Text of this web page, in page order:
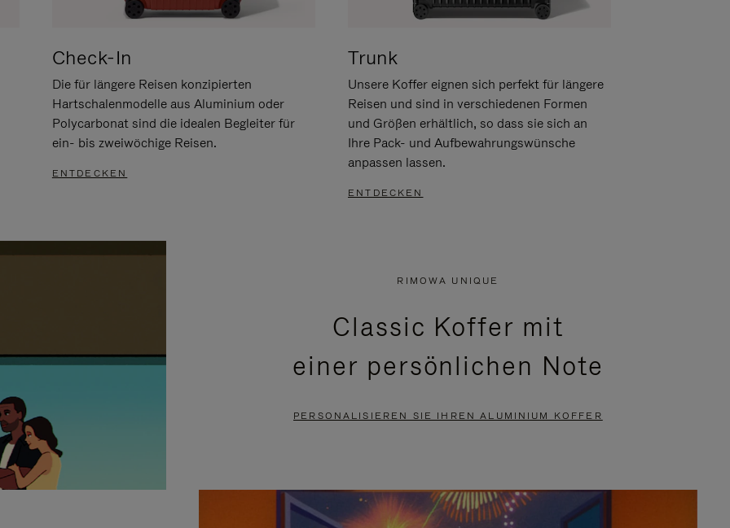
Check-In
Die für längere Reisen konzipierten
Hartschalenmodelle aus Aluminium oder
Polycarbonat sind die idealen Begleiter für
ein- bis zweiwöchige Reisen.
ENTDECKEN
Trunk
Unsere Koffer eignen sich perfekt für längere
Reisen und sind in verschiedenen Formen
und Größen erhältlich, so dass sie sich an
Ihre Pack- und Aufbewahrungswünsche
anpassen lassen.
ENTDECKEN
RIMOWA UNIQUE
Classic Koffer mit
einer persönlichen Note
PERSONALISIEREN SIE IHREN ALUMINIUM KOFFER